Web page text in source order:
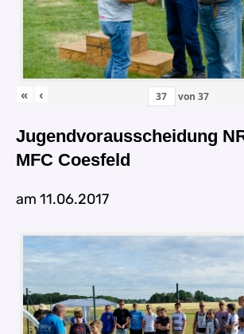
« ‹ von 37
Jugendvorausscheidung
MFC Coesfeld
am 11.06.2017